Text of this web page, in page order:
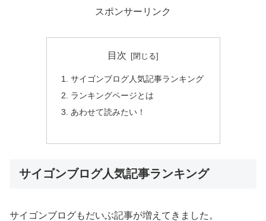
スポンサーリンク
目次
サイゴンブログ人気記事ランキング
ランキングページとは
あわせて読みたい！
サイゴンブログ人気記事ランキング
サイゴンブログもだいぶ記事が増えてきました。